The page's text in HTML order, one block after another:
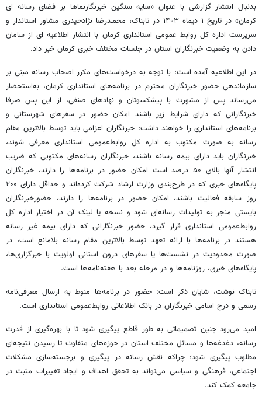
بدنبال انتشار گزارشی با عنوان «سایه سنگین خبرنگارنماها بر فضای رسانه ای
کرمان» در تاریخ ۱ دیماه ۱۴۰۳ در تابناک، محمـدرضا نژادحیدری‌ مشاور استاندار و
سرپرست اداره‌ کل روابط عمومی استانداری کرمان با انتشار اطلاعیه ای از سامان
دادن به وضعیت خبرنگاران استان در جلسات مختلف خبری کرمان خبر داد.
در این اطلاعیه آمده است: با توجه به درخواست‌های مکرر اصحاب رسانه مبنی بر
سازماندهی حضور خبرنگاران محترم در برنامه‌های استانداری کرمان، به‌استحضار
می‌رساند پس از مشورت با پیشکسوتان و نهادهای صنفی، از این پس صرفا
خبرنگارانی که دارای شرایط زیر باشند امکان حضور در سفرهای شهرستانی و
برنامه‌های استانداری را خواهند داشت: خبرنگاران اعزامی باید توسط بالاترین مقام
رسانه به صورت مکتوب به اداره کل روابط‌عمومی استانداری معرفی شوند،
خبرنگاران باید دارای بیمه رسانه باشند، خبرنگاران رسانه‌های مکتوبی که ضریب
انتشار آنها بالای ۵۰ درصد است امکان حضور در برنامه‌ها را دارند، خبرنگاران
پایگاه‌های خبری که در طرح‌بندی وزارت ارشاد شرکت کرده‌اند و حداقل دارای ۲۰۰
روز سابقه فعالیت باشند، امکان حضور در برنامه‌ها را دارند، حضورخبرنگاران
بایستی منجر به تولیدات رسانه‌ای شود و نسخه یا لینک آن در اختیار اداره کل
روابط‌عمومی استانداری قرار گیرد، حضور خبرنگارانی که دارای بیمه غیر رسانه
هستند در برنامه‌ها با ارائه تعهد توسط بالاترین مقام رسانه بلامانع است، در
صورت محدودیت در نشست‌ها یا سفرهای درون استانی اولویت با خبرگزاری‌ها،
پایگاه‌های خبری، روزنامه‌ها و در مرحله بعد با هفته‌نامه‌ها است.
تابناک نوشت، شایان ذکر است: حضور در برنامه‌ها منوط به ارسال معرفی‌نامه
رسمی و درج اسامی خبرنگاران در بانک اطلاعاتی روابط‌عمومی استانداری است.
امید می‌رود چنین تصمیماتی به طور قاطع پیگیری شود تا با بهره‌گیری از قدرت
رسانه، دغدغه‌ها و مسائل مختلف استان در حوزه‌های متفاوت تا رسیدن نتیجه‌ای
مطلوب پیگیری شود؛ چراکه نقش رسانه در پیگیری و برجسته‌سازی مشکلات
اجتماعی، فرهنگی و سیاسی می‌تواند به تحقق اهداف و ایجاد تغییرات مثبت در
جامعه کمک کند.